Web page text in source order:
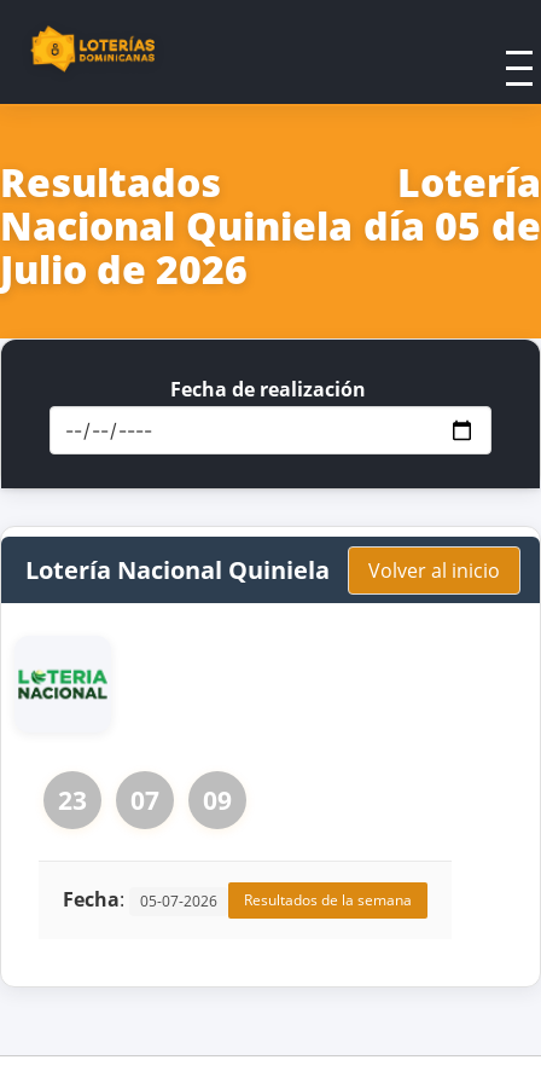
Resultados Lotería
Nacional Quiniela día 05 de
Julio de 2026
Fecha de realización
Lotería Nacional Quiniela Volver al inicio
23 07 09
Fecha: 05-07-2026 Resultados de la semana